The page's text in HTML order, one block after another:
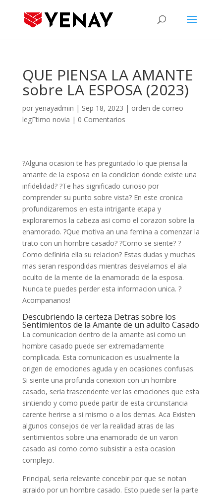
QUE PIENSA LA AMANTE
sobre LA ESPOSA (2023)
por yenayadmin | Sep 18, 2023 | orden de correo
legГ­timo novia | 0 Comentarios
?Alguna ocasion te has preguntado lo que piensa la
amante de la esposa en la condicion donde existe una
infidelidad? ?Te has significado curioso por
comprender su punto sobre vista? En este cronica
profundizaremos en esta intrigante etapa y
exploraremos la cabeza asi­ como el corazon sobre la
enamorado. ?Que motiva an una femina a comenzar la
trato con un hombre casado? ?Como se siente? ?
Como definiria ella su relacion? Estas dudas y muchas
mas seran respondidas mientras desvelamos el ala
oculto de la mente de la enamorado de la esposa.
Nunca te puedes perder esta informacion unica. ?
Acompananos!
Descubriendo la certeza Detras sobre los
Sentimientos de la Amante de un adulto Casado
La comunicacion dentro de la amante asi­ como un
hombre casado puede ser extremadamente
complicada. Esta comunicacion es usualmente la
origen de emociones aguda y en ocasiones confusas.
Si siente una profunda conexion con un hombre
casado, seri­a trascendente ver las emociones que esta
sintiendo y como puede partir de esta circunstancia
carente herirse a si mismo o a los demas. Aca Existen
algunos consejos de ver la realidad atras de las
sentimientos sobre una enamorado de un varon
casado asi­ como como subsistir a esta ocasion
complejo.
Principal, seri­a relevante concebir por que se notan
atraido por un hombre casado. Esto puede ser la parte